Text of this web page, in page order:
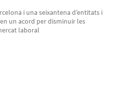
i una seixantena d’entitats i
un acord per disminuir les
laboral